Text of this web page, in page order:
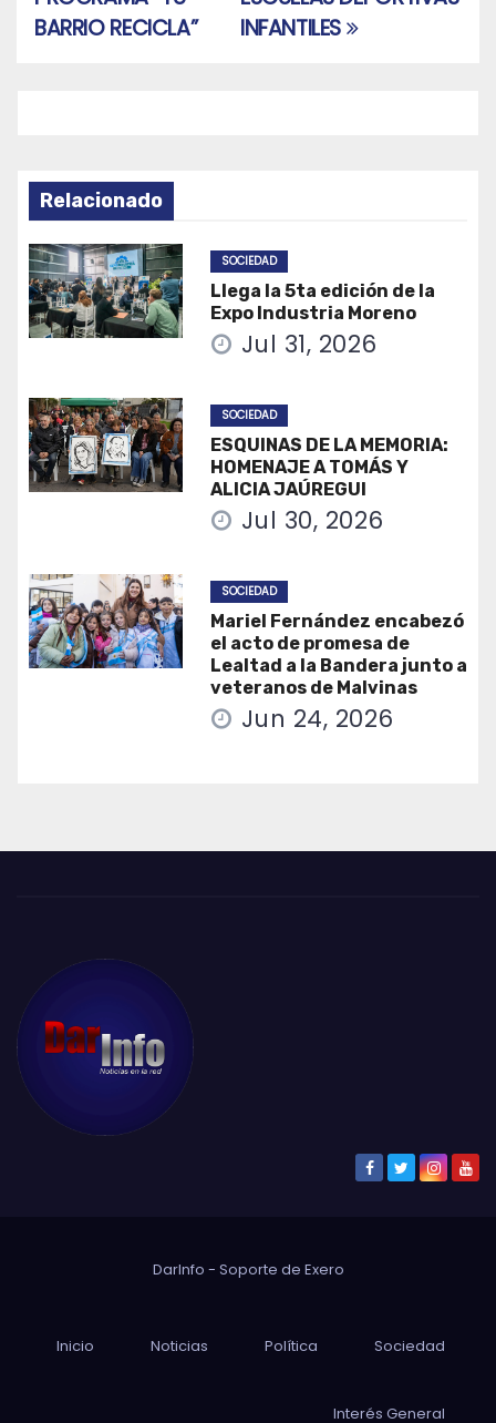
de
INFANTILES
BARRIO RECICLA”
Relacionado
SOCIEDAD
Llega la 5ta edición de la
Expo Industria Moreno
Jul 31, 2026
SOCIEDAD
ESQUINAS DE LA MEMORIA:
HOMENAJE A TOMÁS Y
ALICIA JAÚREGUI
Jul 30, 2026
SOCIEDAD
Mariel Fernández encabezó
el acto de promesa de
Lealtad a la Bandera junto a
veteranos de Malvinas
Jun 24, 2026
DarInfo - Soporte de Exero
Inicio Noticias Política Sociedad
Interés General